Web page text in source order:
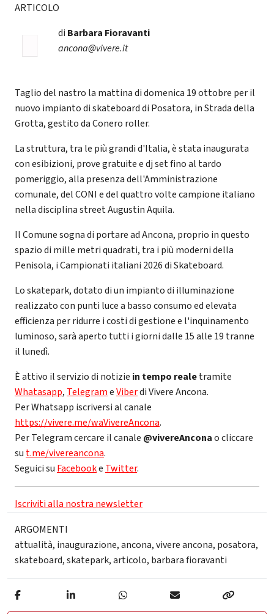
ARTICOLO
di Barbara Fioravanti
ancona@vivere.it
Taglio del nastro la mattina di domenica 19 ottobre per il
nuovo impianto di skateboard di Posatora, in Strada della
Grotta, gestito da Conero roller.
La struttura, tra le più grandi d'Italia, è stata inaugurata
con esibizioni, prove gratuite e dj set fino al tardo
pomeriggio, alla presenza dell'Amministrazione
comunale, del CONI e del quattro volte campione italiano
nella disciplina street Augustin Aquila.
Il Comune sogna di portare ad Ancona, proprio in questo
spazio di mille metri quadrati, tra i più moderni della
Penisola, i Campionati italiani 2026 di Skateboard.
Lo skatepark, dotato di un impianto di illuminazione
realizzato con punti luce a basso consumo ed elevata
efficienza per ridurre i costi di gestione e l'inquinamento
luminoso, sarà aperto tutti i giorni dalle 15 alle 19 tranne
il lunedì.
È attivo il servizio di notizie in tempo realetramite
Whatasapp, TelegrameViberdi Vivere Ancona.
Per Whatsapp iscriversi al canale
https://vivere.me/waVivereAncona.
Per Telegram cercare il canale @vivereAnconao cliccare
su t.me/vivereancona.
Seguici su Facebooke Twitter.
Iscriviti alla nostra newsletter
ARGOMENTI
attualità, inaugurazione,ancona,vivere ancona, posatora,
skateboard,skatepark,articolo, barbara fioravanti